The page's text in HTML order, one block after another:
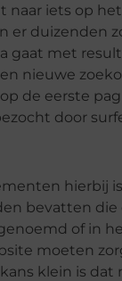
naar iets op
er duizenden
gaat met
nieuwe
de eerste
door
hierbij is
bevatten
of in
moeten
klein is